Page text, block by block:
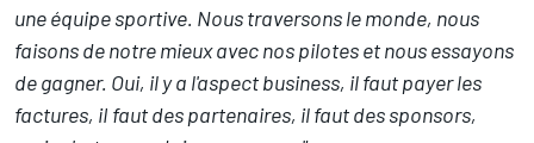
une équipe sportive. Nous traversons le monde, nous
faisons de notre mieux avec nos pilotes et nous essayons
de gagner. Oui, il y a l'aspect business, il faut payer les
factures, iI faut des partenaires, il faut des sponsors,